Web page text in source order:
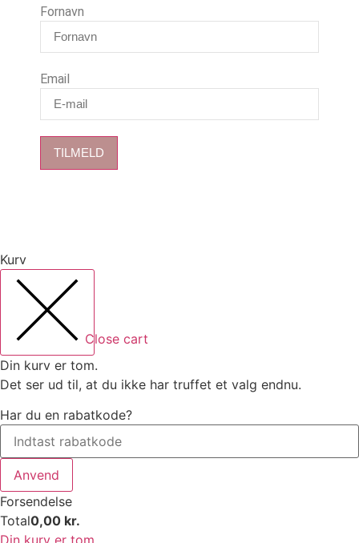
Fornavn
Email
TILMELD
Kurv
Close cart
Din kurv er tom.
Det ser ud til, at du ikke har truffet et valg endnu.
Har du en rabatkode?
Anvend
Forsendelse
Total0,00 kr.